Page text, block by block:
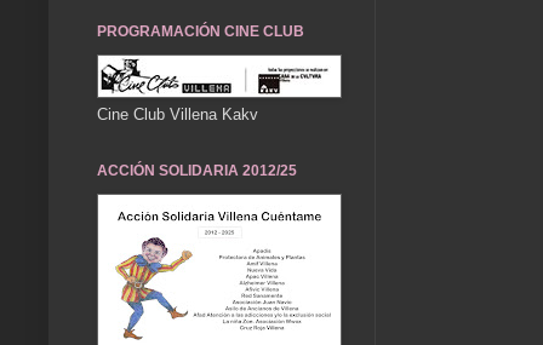
PROGRAMACIÓN CINE CLUB
Cine Club Villena Kakv
ACCIÓN SOLIDARIA 2012/25